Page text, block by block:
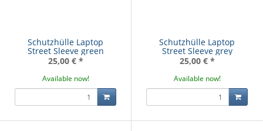
Schutzhülle Laptop
Street Sleeve green
25,00 € *
Available now!
Schutzhülle Laptop
Street Sleeve grey
25,00 € *
Available now!